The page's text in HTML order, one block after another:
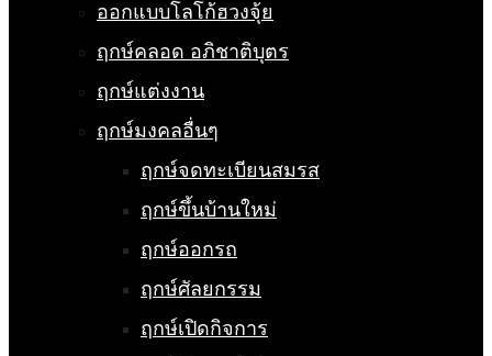
ออกแบบโลโก้ฮวงจุ้ย
ฤกษ์คลอด อภิชาติบุตร
ฤกษ์แต่งงาน
ฤกษ์มงคลอื่นๆ
ฤกษ์จดทะเบียนสมรส
ฤกษ์ขึ้นบ้านใหม่
ฤกษ์ออกรถ
ฤกษ์ศัลยกรรม
ฤกษ์เปิดกิจการ